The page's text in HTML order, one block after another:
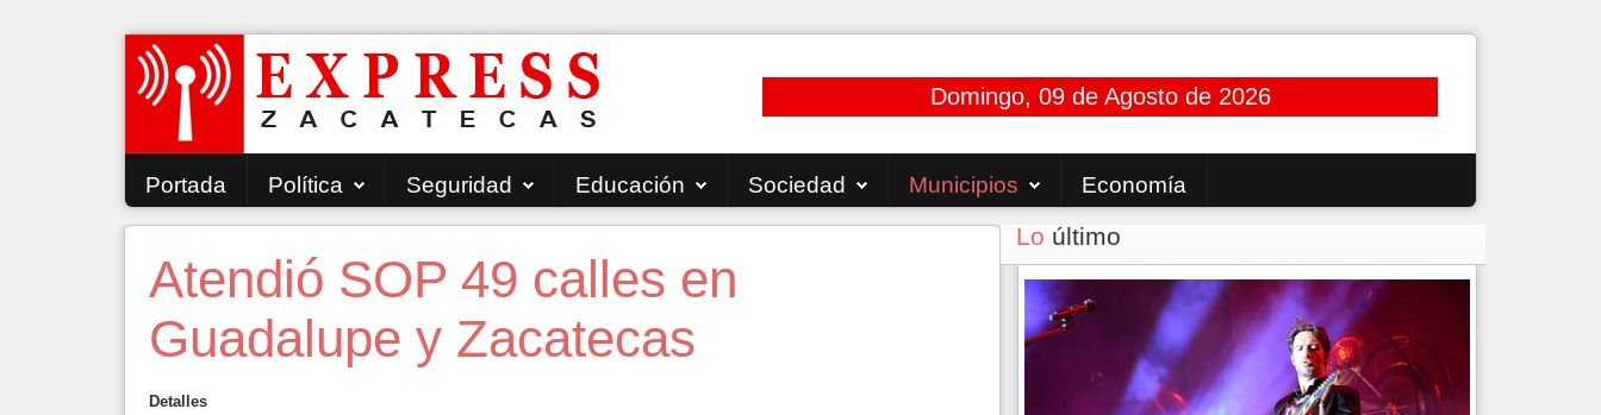
Domingo, 09 de Agosto de 2026
Portada Política Seguridad Educación Sociedad Municipios Economía
Atendió SOP 49 calles en
Guadalupe y Zacatecas
Detalles
Lo último